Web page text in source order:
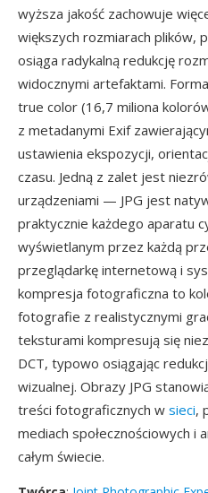
wyższa jakość zachowuje
większych rozmiarach plików,
osiąga radykalną redukcję
widocznymi artefaktami.
true color (16,7 miliona
z metadanymi Exif
ustawienia ekspozycji,
czasu. Jedną z zalet jest
urządzeniami — JPG jest
praktycznie każdego aparatu
wyświetlanym przez każdą
przeglądarkę internetową i
kompresja fotograficzna to
fotografie z realistycznymi
teksturami kompresują się
DCT, typowo osiągając
wizualnej. Obrazy JPG
treści fotograficznych w sieci,
mediach społecznościowych i
całym świecie.